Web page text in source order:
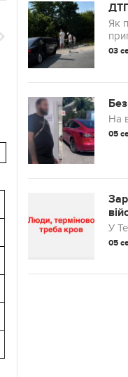
Як
03
На
05
У
05